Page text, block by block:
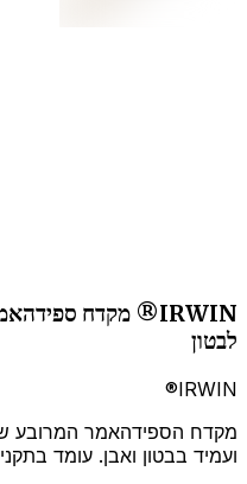
לבטון
IRWIN®
ועמיד בבטון ואבן. עומד בתקני PGM ומותאם לעבודות מקצועיות.